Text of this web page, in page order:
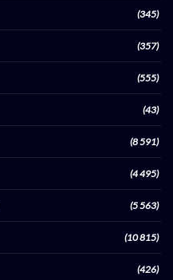
(345)
(357)
(555)
(43)
(8 591)
(4 495)
(5 563)
(10 815)
(426)